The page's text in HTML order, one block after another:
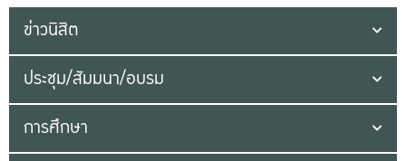
ข่าวนิสิต
ประชุม/สัมมนา/อบรม
การศึกษา